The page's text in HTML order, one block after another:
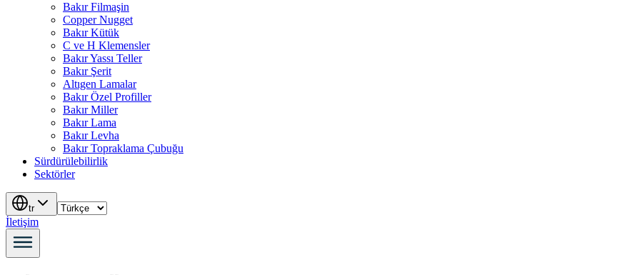
Bakır Filmaşin
Copper Nugget
Bakır Kütük
C ve H Klemensler
Bakır Yassı Teller
Bakır Şerit
Altıgen Lamalar
Bakır Özel Profiller
Bakır Miller
Bakır Lama
Bakır Levha
Bakır Topraklama Çubuğu
Sürdürülebilirlik
Sektörler
tr
İletişim